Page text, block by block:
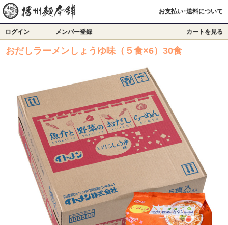
お支払い･送料について
ログイン メンバー登録 カートを見る
おだしラーメンしょうゆ味（５食×6）30食